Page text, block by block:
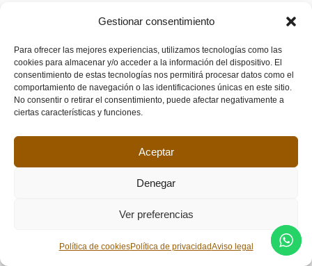
Gestionar consentimiento
Para ofrecer las mejores experiencias, utilizamos tecnologías como las
cookies para almacenar y/o acceder a la información del dispositivo. El
consentimiento de estas tecnologías nos permitirá procesar datos como el
comportamiento de navegación o las identificaciones únicas en este sitio.
No consentir o retirar el consentimiento, puede afectar negativamente a
ciertas características y funciones.
Aceptar
Denegar
Ver preferencias
Política de cookiesPolítica de privacidadAviso legal